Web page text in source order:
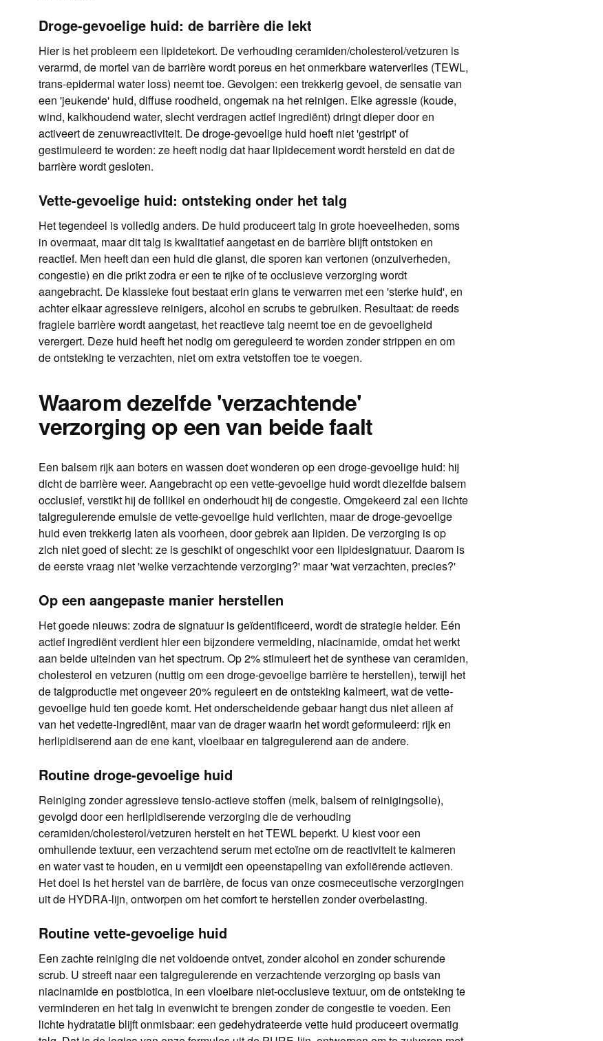
Droge-gevoelige huid: de barrière die lekt
Hier is het probleem een lipidetekort. De verhouding ceramiden/cholesterol/vetzuren is
verarmd, de mortel van de barrière wordt poreus en het onmerkbare waterverlies (TEWL,
trans-epidermal water loss) neemt toe. Gevolgen: een trekkerig gevoel, de sensatie van
een 'jeukende' huid, diffuse roodheid, ongemak na het reinigen. Elke agressie (koude,
wind, kalkhoudend water, slecht verdragen actief ingrediënt) dringt dieper door en
activeert de zenuwreactiviteit. De droge-gevoelige huid hoeft niet 'gestript' of
gestimuleerd te worden: ze heeft nodig dat haar lipidecement wordt hersteld en dat de
barrière wordt gesloten.
Vette-gevoelige huid: ontsteking onder het talg
Het tegendeel is volledig anders. De huid produceert talg in grote hoeveelheden, soms
in overmaat, maar dit talg is kwalitatief aangetast en de barrière blijft ontstoken en
reactief. Men heeft dan een huid die glanst, die sporen kan vertonen (onzuiverheden,
congestie) en die prikt zodra er een te rijke of te occlusieve verzorging wordt
aangebracht. De klassieke fout bestaat erin glans te verwarren met een 'sterke huid', en
achter elkaar agressieve reinigers, alcohol en scrubs te gebruiken. Resultaat: de reeds
fragiele barrière wordt aangetast, het reactieve talg neemt toe en de gevoeligheid
verergert. Deze huid heeft het nodig om gereguleerd te worden zonder strippen en om
de ontsteking te verzachten, niet om extra vetstoffen toe te voegen.
Waarom dezelfde 'verzachtende'
verzorging op een van beide faalt
Een balsem rijk aan boters en wassen doet wonderen op een droge-gevoelige huid: hij
dicht de barrière weer. Aangebracht op een vette-gevoelige huid wordt diezelfde balsem
occlusief, verstikt hij de follikel en onderhoudt hij de congestie. Omgekeerd zal een lichte
talgregulerende emulsie de vette-gevoelige huid verlichten, maar de droge-gevoelige
huid even trekkerig laten als voorheen, door gebrek aan lipiden. De verzorging is op
zich niet goed of slecht: ze is geschikt of ongeschikt voor een lipidesignatuur. Daarom is
de eerste vraag niet 'welke verzachtende verzorging?' maar 'wat verzachten, precies?'
Op een aangepaste manier herstellen
Het goede nieuws: zodra de signatuur is geïdentificeerd, wordt de strategie helder. Eén
actief ingrediënt verdient hier een bijzondere vermelding, niacinamide, omdat het werkt
aan beide uiteinden van het spectrum. Op 2% stimuleert het de synthese van ceramiden,
cholesterol en vetzuren (nuttig om een droge-gevoelige barrière te herstellen), terwijl het
de talgproductie met ongeveer 20% reguleert en de ontsteking kalmeert, wat de vette-
gevoelige huid ten goede komt. Het onderscheidende gebaar hangt dus niet alleen af
van het vedette-ingrediënt, maar van de drager waarin het wordt geformuleerd: rijk en
herlipidiserend aan de ene kant, vloeibaar en talgregulerend aan de andere.
Routine droge-gevoelige huid
Reiniging zonder agressieve tensio-actieve stoffen (melk, balsem of reinigingsolie),
gevolgd door een herlipidiserende verzorging die de verhouding
ceramiden/cholesterol/vetzuren herstelt en het TEWL beperkt. U kiest voor een
omhullende textuur, een verzachtend serum met ectoïne om de reactiviteit te kalmeren
en water vast te houden, en u vermijdt een opeenstapeling van exfoliërende actieven.
Het doel is het herstel van de barrière, de focus van onze cosmeceutische verzorgingen
uit de HYDRA-lijn, ontworpen om het comfort te herstellen zonder overbelasting.
Routine vette-gevoelige huid
Een zachte reiniging die net voldoende ontvet, zonder alcohol en zonder schurende
scrub. U streeft naar een talgregulerende en verzachtende verzorging op basis van
niacinamide en postbiotica, in een vloeibare niet-occlusieve textuur, om de ontsteking te
verminderen en het talg in evenwicht te brengen zonder de congestie te voeden. Een
lichte hydratatie blijft onmisbaar: een gedehydrateerde vette huid produceert overmatig